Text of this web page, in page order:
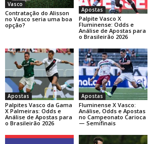
Vasco
Contratação do Alisson
no Vasco seria uma boa
opção?
Apostas
Palpite Vasco X
Fluminense: Odds e
Análise de Apostas para
o Brasileirão 2026
Apostas
Palpites Vasco da Gama
X Palmeiras: Odds e
Análise de Apostas para
o Brasileirão 2026
Apostas
Fluminense X Vasco:
Análise, Odds e Apostas
no Campeonato Carioca
— Semifinais